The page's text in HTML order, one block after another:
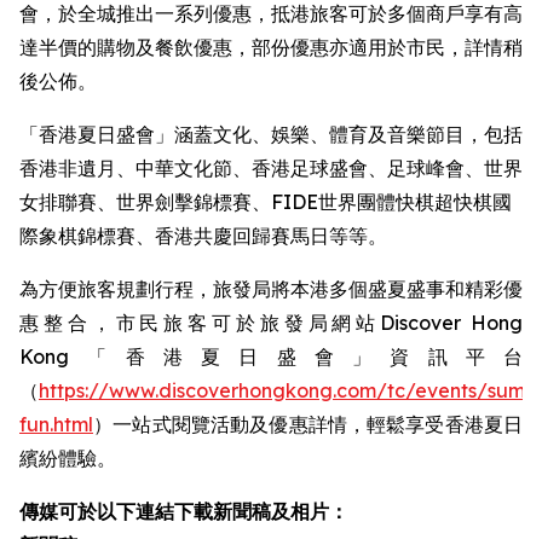
會，於全城推出一系列優惠，抵港旅客可於多個商戶享有高
達半價的購物及餐飲優惠，部份優惠亦適用於市民，詳情稍
後公佈。
「香港夏日盛會」涵蓋文化、娛樂、體育及音樂節目，包括
香港非遺月、中華文化節、香港足球盛會、足球峰會、世界
女排聯賽、世界劍擊錦標賽、FIDE世界團體快棋超快棋國
際象棋錦標賽、香港共慶回歸賽馬日等等。 ​
為方便旅客規劃行程，旅發局將本港多個盛夏盛事和精彩優
惠整合，市民旅客可於旅發局網站Discover Hong
Kong「香港夏日盛會」資訊平台
（https://www.discoverhongkong.com/tc/events/
fun.html）一站式閱覽活動及優惠詳情，輕鬆享受香港夏日
繽紛體驗。
傳媒可於以下連結下載新聞稿及相片：